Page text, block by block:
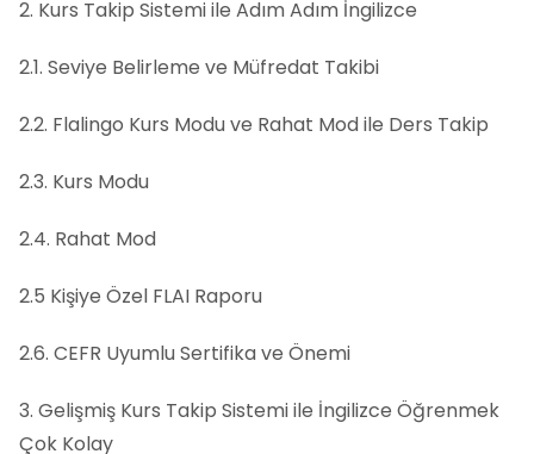
2. Kurs Takip Sistemi ile Adım Adım İngilizce
2.1. Seviye Belirleme ve Müfredat Takibi
2.2. Flalingo Kurs Modu ve Rahat Mod ile Ders Takip
2.3. Kurs Modu
2.4. Rahat Mod
2.5 Kişiye Özel FLAI Raporu
2.6. CEFR Uyumlu Sertifika ve Önemi
3. Gelişmiş Kurs Takip Sistemi ile İngilizce Öğrenmek
Çok Kolay